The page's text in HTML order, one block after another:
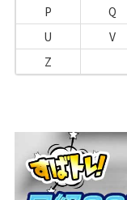
P Q
U
V
Z